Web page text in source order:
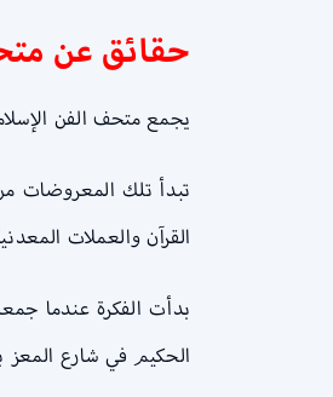
حقائق عن
يجمع متحف الفن
تبدأ تلك المعروضات
القرآن والعملات
بدأت الفكرة عندما
الحكيم في شارع المعز